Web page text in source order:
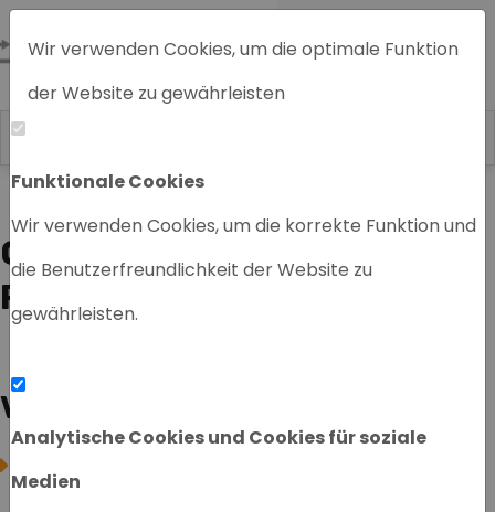
Wir verwenden Cookies, um die optimale Funktion
der Website zu gewährleisten
Funktionale Cookies
Wir verwenden Cookies, um die korrekte Funktion und
die Benutzerfreundlichkeit der Website zu
gewährleisten.
Analytische Cookies und Cookies für soziale
Medien
Home
OLLIE MACHT EIN
PRAKTIKUM
VERWANDTE SEITEN
DAS TEAM